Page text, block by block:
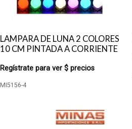
LAMPARA DE LUNA 2 COLORES
10 CM PINTADA A CORRIENTE
Regístrate para ver $ precios
MI5156-4